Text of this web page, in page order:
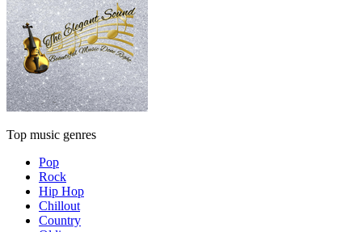
Top music genres
Pop
Rock
Hip Hop
Chillout
Country